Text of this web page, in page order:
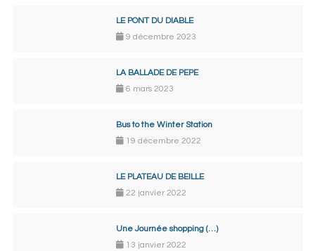
LE PONT DU DIABLE
9 décembre 2023
LA BALLADE DE PEPE
6 mars 2023
Bus to the Winter Station
19 décembre 2022
LE PLATEAU DE BEILLE
22 janvier 2022
Une Journée shopping (…)
13 janvier 2022